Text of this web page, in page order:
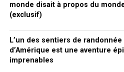
monde disait à propos du
(exclusif)
L’un des sentiers de
d’Amérique est une aventure
imprenables